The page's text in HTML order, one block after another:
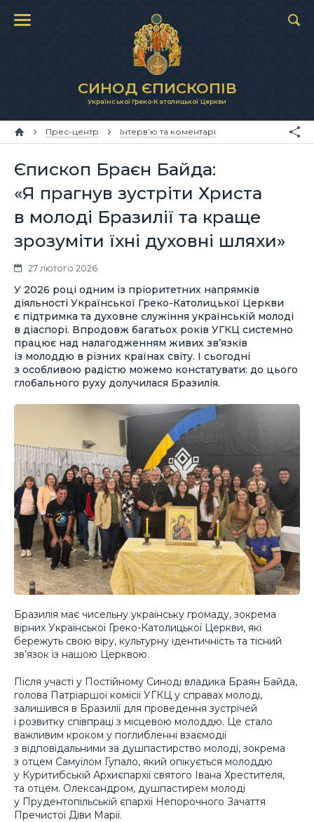
СИНОД ЄПИСКОПІВ
Української Греко-Католицької Церкви
Прес-центр Інтерв’ю та коментарі
Єпископ Браєн Байда:
«Я прагнув зустріти Христа
в молоді Бразилії та краще
зрозуміти їхні духовні шляхи»
27 лютого 2026
У 2026 році одним із пріоритетних напрямків
діяльності Української Греко-Католицької Церкви
є підтримка та духовне служіння українській молоді
в діаспорі. Впродовж багатьох років УГКЦ системно
працює над налагодженням живих зв’язків
із молоддю в різних країнах світу. І сьогодні
з особливою радістю можемо констатувати: до цього
глобального руху долучилася Бразилія.
Бразилія має чисельну українську громаду, зокрема
вірних Української Греко-Католицької Церкви, які
бережуть свою віру, культурну ідентичність та тісний
зв’язок із нашою Церквою.
Після участі у Постійному Синоді владика Браян Байда,
голова Патріаршої комісії УГКЦ у справах молоді,
залишився в Бразилії для проведення зустрічей
і розвитку співпраці з місцевою молоддю. Це стало
важливим кроком у поглибленні взаємодії
з відповідальними за душпастирство молоді, зокрема
з отцем Самуїлом Гупало, який опікується молоддю
у Куритибській Архиєпархії святого Івана Хрестителя,
та отцем. Олександром, душпастирем молоді
у Прудентопільській єпархії Непорочного Зачаття
Пречистої Діви Марії.